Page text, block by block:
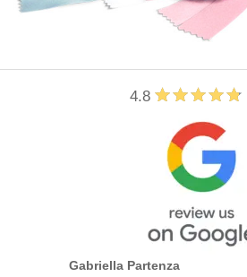
4.8
Gabriella Partenza